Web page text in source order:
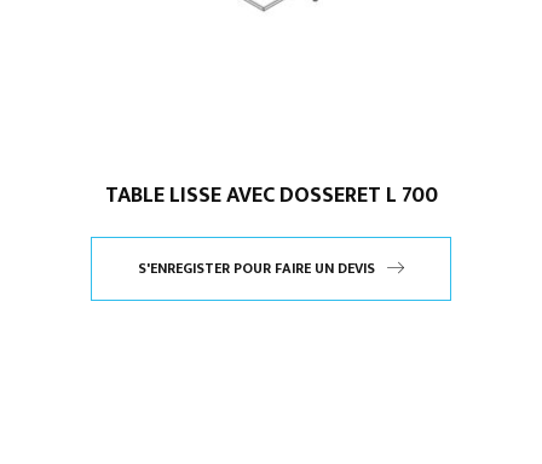
TABLE LISSE AVEC DOSSERET L 700
S'ENREGISTER POUR FAIRE UN DEVIS